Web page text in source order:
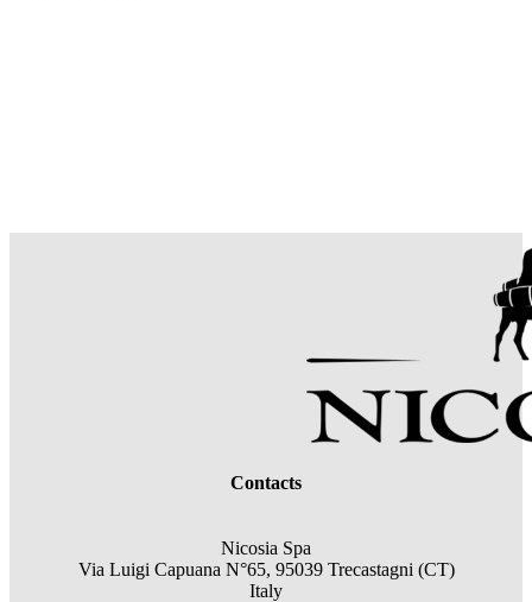
Contacts
Nicosia Spa
Via Luigi Capuana N°65, 95039 Trecastagni (CT)
Italy